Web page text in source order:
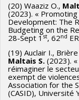
(20) Waaziz O.,
(2023). «
Development: The
Budgeting on the
28-Sept 1st, 62nd
(19) Auclair I.,
Maltais S. (2023).
réimaginer le
exempt de
Association for the
(CASID), Université